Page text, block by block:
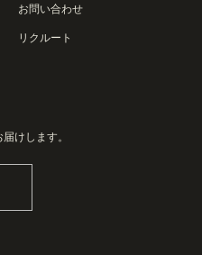
お問い合わせ
リクルート
けします。